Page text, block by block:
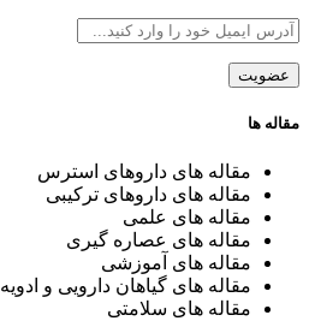
مقاله ها
مقاله های داروهای استرس
مقاله های داروهای ترکیبی
مقاله های علمی
مقاله های عصاره گیری
مقاله های آموزشی
مقاله های گیاهان دارویی و ادویه
مقاله های سلامتی